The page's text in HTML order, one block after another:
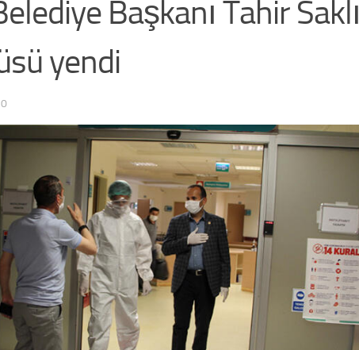
Başkanı Tahir Saklı
yendi